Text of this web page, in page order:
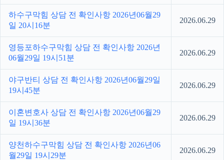
하수구막힘 상담 전 확인사항 2026년06월29
일 20시16분
2026.06.29
영등포하수구막힘 상담 전 확인사항 2026년
06월29일 19시51분
2026.06.29
야구반티 상담 전 확인사항 2026년06월29일
19시45분
2026.06.29
이혼변호사 상담 전 확인사항 2026년06월29
일 19시36분
2026.06.29
양천하수구막힘 상담 전 확인사항 2026년06
월29일 19시29분
2026.06.29